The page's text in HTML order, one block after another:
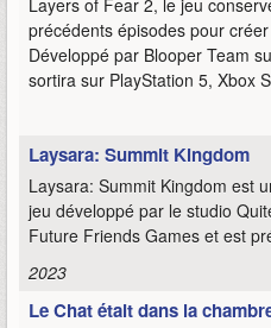
Layers of Fear 2, le jeu
précédents épisodes pour
Développé par Blooper Team
sortira sur PlayStation 5, Xbox
Laysara: Summit Kingdom
Laysara: Summit Kingdom est
jeu développé par le studio
Future Friends Games et est
2023
Le Chat était dans la